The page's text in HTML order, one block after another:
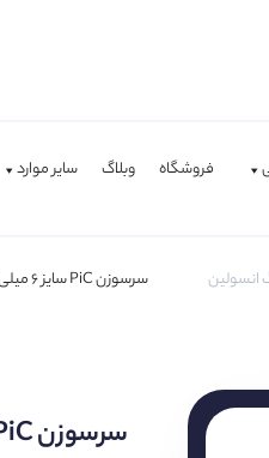
فروشگاه وبلاگ سایر موارد
انسولین سرسوزن PiC سایز 6 میلی متری/ گیج 32 بسته 100 عددی
سرسوزن PiC سایز 6 میلی متری/ گیج 32 بسته 100 عددی